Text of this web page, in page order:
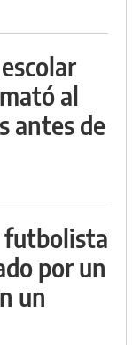
al
antes de
futbolista
por un
un